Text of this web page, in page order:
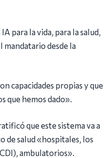
para la vida, para la salud,
mandatario desde la
capacidades propias y que
que hemos dado».
que este sistema va a
de salud «hospitales, los
ambulatorios».